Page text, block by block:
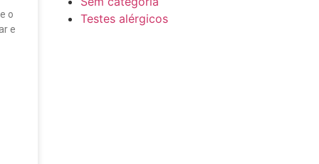
o
e
Testes alérgicos